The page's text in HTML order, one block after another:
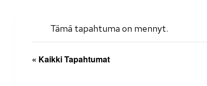
Tämä tapahtuma on mennyt.
« Kaikki Tapahtumat